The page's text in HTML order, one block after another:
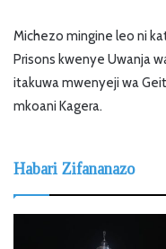
Michezo mingine leo ni
Prisons kwenye Uwanja
itakuwa mwenyeji wa
mkoani Kagera.
Habari Zifananazo